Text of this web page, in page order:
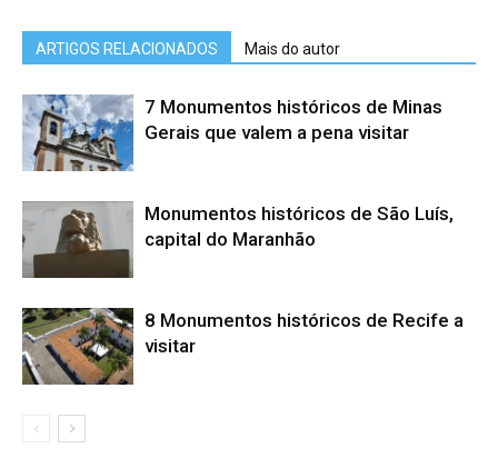
ARTIGOS RELACIONADOS Mais do autor
7 Monumentos históricos de Minas
Gerais que valem a pena visitar
Monumentos históricos de São Luís,
capital do Maranhão
8 Monumentos históricos de Recife a
visitar